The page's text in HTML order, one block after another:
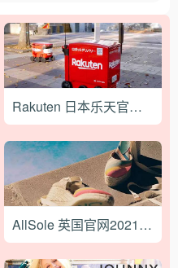
Rakuten 日本乐天官网2023最新海淘转运攻略
AllSole 英国官网2021最新海淘攻略